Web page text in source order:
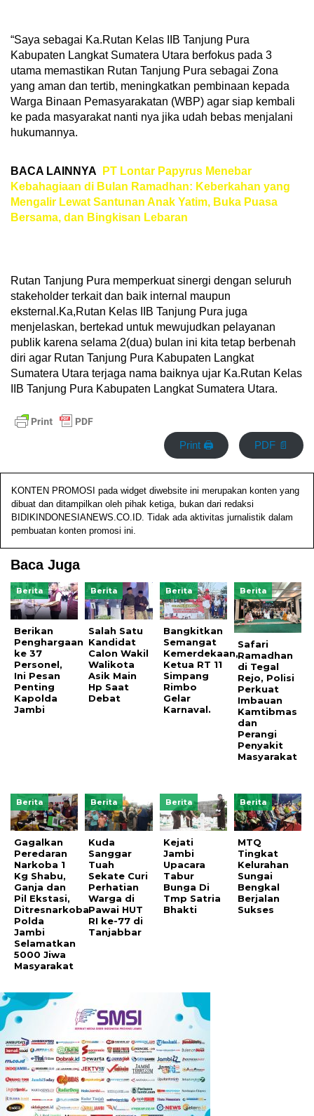
“Saya sebagai Ka.Rutan Kelas IIB Tanjung Pura
Kabupaten Langkat Sumatera Utara berfokus pada 3
utama memastikan Rutan Tanjung Pura sebagai Zona
yang aman dan tertib, meningkatkan pembinaan kepada
Warga Binaan Pemasyarakatan (WBP) agar siap kembali
ke pada masyarakat nanti nya jika udah bebas menjalani
hukumannya.
BACA LAINNYA
PT Lontar Papyrus Menebar
Kebahagiaan di Bulan Ramadhan: Keberkahan yang
Mengalir Lewat Santunan Anak Yatim, Buka Puasa
Bersama, dan Bingkisan Lebaran
Rutan Tanjung Pura memperkuat sinergi dengan seluruh
stakeholder terkait dan baik internal maupun
eksternal.Ka,Rutan Kelas IIB Tanjung Pura juga
menjelaskan, bertekad untuk mewujudkan pelayanan
publik karena selama 2(dua) bulan ini kita tetap berbenah
diri agar Rutan Tanjung Pura Kabupaten Langkat
Sumatera Utara terjaga nama baiknya ujar Ka.Rutan Kelas
IIB Tanjung Pura Kabupaten Langkat Sumatera Utara.
Print 🖨 PDF 📄
KONTEN PROMOSI pada widget diwebsite ini merupakan konten yang
dibuat dan ditampilkan oleh pihak ketiga, bukan dari redaksi
BIDIKINDONESIANEWS.CO.ID. Tidak ada aktivitas jurnalistik dalam
pembuatan konten promosi ini.
Baca Juga
Berita
Berikan
Penghargaan
ke 37
Personel,
Ini Pesan
Penting
Kapolda
Jambi
Berita
Salah Satu
Kandidat
Calon Wakil
Walikota
Asik Main
Hp Saat
Debat
Berita
Bangkitkan
Semangat
Kemerdekaan,
Ketua RT 11
Simpang
Rimbo
Gelar
Karnaval.
Berita
Safari
Ramadhan
di Tegal
Rejo, Polisi
Perkuat
Imbauan
Kamtibmas
dan
Perangi
Penyakit
Masyarakat
Berita
Gagalkan
Peredaran
Narkoba 1
Kg Shabu,
Ganja dan
Pil Ekstasi,
Ditresnarkoba
Polda
Jambi
Selamatkan
5000 Jiwa
Masyarakat
Berita
Kuda
Sanggar
Tuah
Sekate Curi
Perhatian
Warga di
Pawai HUT
RI ke-77 di
Tanjabbar
Berita
Kejati
Jambi
Upacara
Tabur
Bunga Di
Tmp Satria
Bhakti
Berita
MTQ
Tingkat
Kelurahan
Sungai
Bengkal
Berjalan
Sukses